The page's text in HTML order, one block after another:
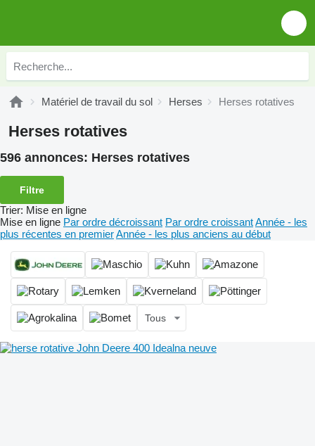
Matériel de travail du sol Herses Herses rotatives
Herses rotatives
596 annonces: Herses rotatives
Filtre
Trier: Mise en ligne
Mise en ligne Par ordre décroissant Par ordre croissantAnnée - les
plus récentes en premierAnnée - les plus anciens au début
Tous